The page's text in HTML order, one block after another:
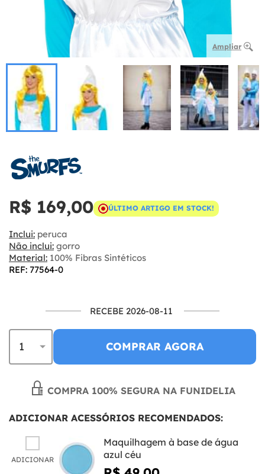
Ampliar
R$ 169,00 ÚLTIMO ARTIGO EM STOCK!
Inclui: peruca
Não inclui: gorro
Material: 100% Fibras Sintéticos
REF: 77564-0
RECEBE 2026-08-11
COMPRAR AGORA
COMPRA 100% SEGURA NA FUNIDELIA
ADICIONAR ACESSÓRIOS RECOMENDADOS:
ADICIONAR
Maquilhagem à base de água
azul céu